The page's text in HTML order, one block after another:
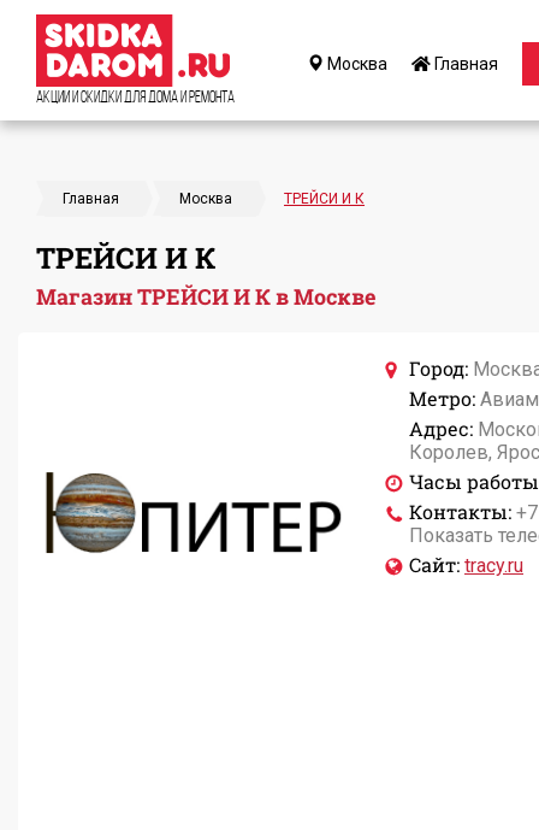
Акции и Скидки для дома и ремонта
Москва Главная
Главная Москва ТРЕЙСИ И К
ТРЕЙСИ И К
Магазин ТРЕЙСИ И К в Москве
Город:
Метро:
Адрес:
Королев,
Часы
Контакты:
Показать
Сайт: tracy.ru